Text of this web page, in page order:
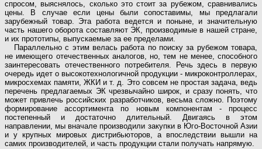
спросом, выяснялось, сколько это стоит за рубежом, сравнивались
цены. В случае если цены были сопоставимы, мы предлагали
зарубежный товар. Эта работа ведется и поныне, и значительную
часть нашего оборота составляют ЭК, производимые в нашей стране,
и их прототипы, выпускаемые за ее пределами.
Параллельно с этим велась работа по поиску за рубежом товара,
не имеющего отечественных аналогов, но, тем не менее, способного
заинтересовать отечественного потребителя. Речь здесь в первую
очередь идет о высокотехнологичной продукции - микроконтроллерах,
микросхемах памяти, ЖКИ и т. д. Это совсем не простая задача, ведь
перечень предлагаемых ЭК чрезвычайно широк, и сразу понять, что
может привлечь российских разработчиков, весьма сложно. Поэтому
формирование ассортимента по новым компонентам - процесс
постепенный и достаточно длительный. Двигаясь в этом
направлении, мы вначале производили закупки в Юго-Восточной Азии
и у крупных мировых дистрибьюторов, а впоследствии вышли на
самих производителей, и часть продукции стали получать напрямую.